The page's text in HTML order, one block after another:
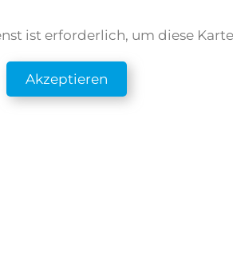
ist erforderlich, um diese
Akzeptieren